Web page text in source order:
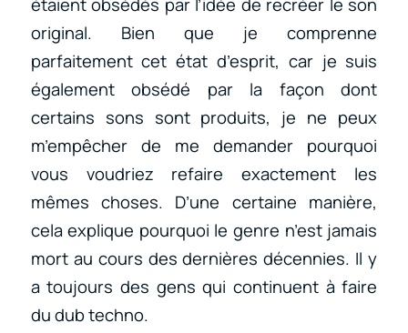
original. Bien que je comprenne
parfaitement cet état d’esprit, car je suis
également obsédé par la façon dont
certains sons sont produits, je ne peux
m’empêcher de me demander pourquoi
vous voudriez refaire exactement les
mêmes choses. D’une certaine manière,
cela explique pourquoi le genre n’est jamais
mort au cours des dernières décennies. Il y
a toujours des gens qui continuent à faire
du dub techno.